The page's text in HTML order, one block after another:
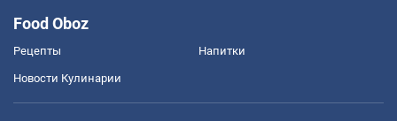
Food Oboz
Рецепты Напитки
Новости Кулинарии